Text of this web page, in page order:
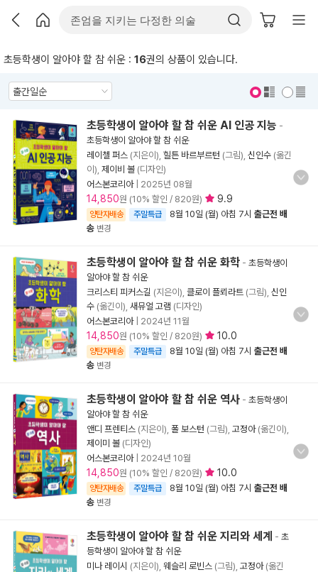
초등학생이 알아야 할 참 쉬운 : 16권의 상품이 있습니다.
초등학생이 알아야 할 참 쉬운 AI 인공 지능 -
초등학생이 알아야 할 참 쉬운
레이첼 퍼스 (지은이), 힐튼 바르부르턴 (그림), 신인수 (옮긴
이), 제이비 볼 (디자인)
어스본코리아| 2025년 08월
14,850원 (10% 할인 / 820원) 9.9
양탄자배송 주말특급 8월 10일 (월) 아침 7시 출근전 배
송 변경
초등학생이 알아야 할 참 쉬운 화학 - 초등학생이
알아야 할 참 쉬운
크리스티 피커스길 (지은이), 클로이 플뢰라트 (그림), 신인
수 (옮긴이), 새뮤얼 고램 (디자인)
어스본코리아| 2024년 11월
14,850원 (10% 할인 / 820원) 10.0
양탄자배송 주말특급 8월 10일 (월) 아침 7시 출근전 배
송 변경
초등학생이 알아야 할 참 쉬운 역사 - 초등학생이
알아야 할 참 쉬운
앤디 프렌티스 (지은이), 폴 보스턴 (그림), 고정아(옮긴이),
제이미 볼 (디자인)
어스본코리아| 2024년 10월
14,850원 (10% 할인 / 820원) 10.0
양탄자배송 주말특급 8월 10일 (월) 아침 7시 출근전 배
송 변경
초등학생이 알아야 할 참 쉬운 지리와 세계 - 초
등학생이 알아야 할 참 쉬운
미나 레이시 (지은이), 웨슬리 로빈스 (그림), 고정아(옮긴